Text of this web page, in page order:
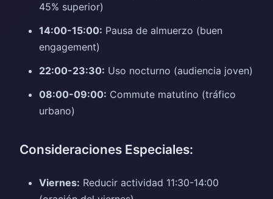
45% superior)
14:00-15:00: Pausa de almuerzo (buen
engagement)
22:00-23:30: Uso nocturno (audiencia joven)
08:00-09:00: Commute matutino (tráfico
urbano)
Consideraciones Especiales:
Viernes: Reducir actividad 11:30-14:00